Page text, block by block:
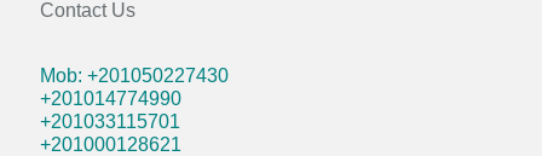
Contact Us
Mob: +201050227430
+201014774990
+201033115701
+201000128621